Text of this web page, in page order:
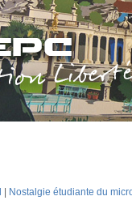
Nostalgie étudiante du